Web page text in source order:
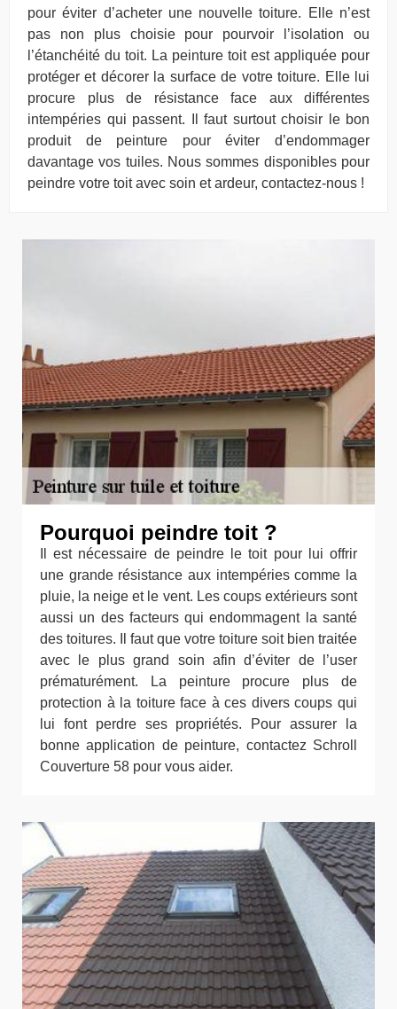
pour éviter d’acheter une nouvelle toiture. Elle n’est
pas non plus choisie pour pourvoir l’isolation ou
l’étanchéité du toit. La peinture toit est appliquée pour
protéger et décorer la surface de votre toiture. Elle lui
procure plus de résistance face aux différentes
intempéries qui passent. Il faut surtout choisir le bon
produit de peinture pour éviter d’endommager
davantage vos tuiles. Nous sommes disponibles pour
peindre votre toit avec soin et ardeur, contactez-nous !
Pourquoi peindre toit ?
Il est nécessaire de peindre le toit pour lui offrir
une grande résistance aux intempéries comme la
pluie, la neige et le vent. Les coups extérieurs sont
aussi un des facteurs qui endommagent la santé
des toitures. Il faut que votre toiture soit bien traitée
avec le plus grand soin afin d’éviter de l’user
prématurément. La peinture procure plus de
protection à la toiture face à ces divers coups qui
lui font perdre ses propriétés. Pour assurer la
bonne application de peinture, contactez Schroll
Couverture 58 pour vous aider.